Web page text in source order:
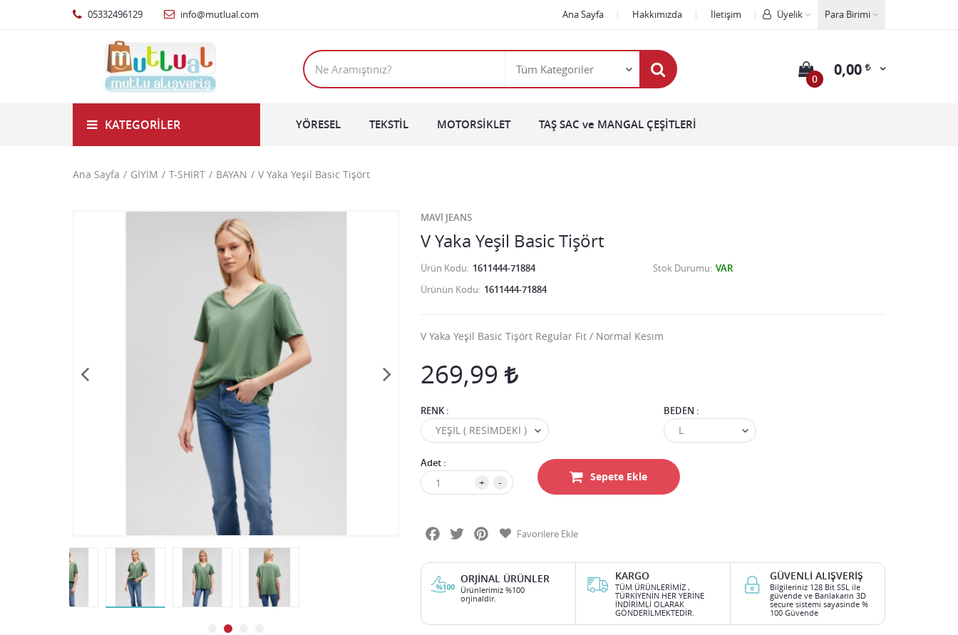
05332496129 info@mutlual.com Para Birimi
Üyelik
Ana Sayfa Hakkımızda İletişim
0 0,00
KATEGORILER YÖRESEL TEKSTİL MOTORSİKLET TAŞ SAC ve MANGAL ÇEŞİTLERİ
Ana Sayfa GİYİM T-SHİRT BAYAN V Yaka Yeşil Basic Tişört
MAVİ JEANS
V Yaka Yeşil Basic Tişört
Ürün Kodu 1611444-71884 Stok Durumu VAR
Ürünün Kodu 1611444-71884
V Yaka Yeşil Basic Tişört Regular Fit / Normal Kesim
269,99
RENK : BEDEN :
Adet :
+ - Sepete Ekle
FacebookTwitterPinterestFavorilere Ekle
ORJINAL ÜRÜNLER
Ürünlerimiz %100
orjinaldir.
KARGO
TÜM ÜRÜNLERİMİZ ,
TÜRKİYENİN HER YERİNE
İNDİRİMLİ OLARAK
GÖNDERİLMEKTEDİR.
GÜVENLI ALIŞVERIŞ
Bilgileriniz 128 Bit SSL ile
güvende ve Banlakarın 3D
secure sistemi sayasinde %
100 Güvende